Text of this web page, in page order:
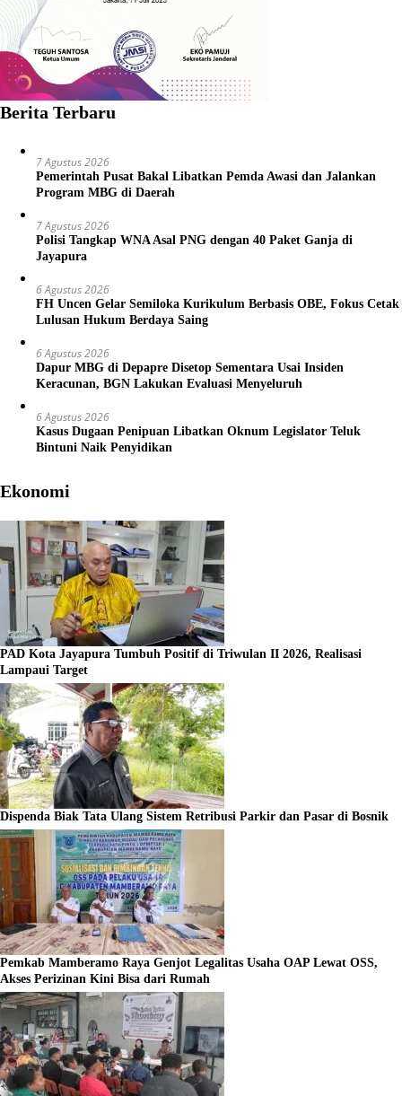
Berita Terbaru
7 Agustus 2026
Pemerintah Pusat Bakal Libatkan Pemda Awasi dan Jalankan
Program MBG di Daerah
7 Agustus 2026
Polisi Tangkap WNA Asal PNG dengan 40 Paket Ganja di
Jayapura
6 Agustus 2026
FH Uncen Gelar Semiloka Kurikulum Berbasis OBE, Fokus Cetak
Lulusan Hukum Berdaya Saing
6 Agustus 2026
Dapur MBG di Depapre Disetop Sementara Usai Insiden
Keracunan, BGN Lakukan Evaluasi Menyeluruh
6 Agustus 2026
Kasus Dugaan Penipuan Libatkan Oknum Legislator Teluk
Bintuni Naik Penyidikan
Ekonomi
PAD Kota Jayapura Tumbuh Positif di Triwulan II 2026, Realisasi
Lampaui Target
Dispenda Biak Tata Ulang Sistem Retribusi Parkir dan Pasar di Bosnik
Pemkab Mamberamo Raya Genjot Legalitas Usaha OAP Lewat OSS,
Akses Perizinan Kini Bisa dari Rumah